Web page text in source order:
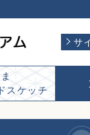
サ
スケッチ